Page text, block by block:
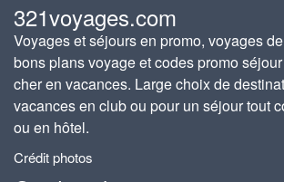
321voyages.com
Voyages et séjours en promo, voyages
bons plans voyage et codes promo
cher en vacances. Large choix de
vacances en club ou pour un séjour tout
ou en hôtel.
Crédit photos